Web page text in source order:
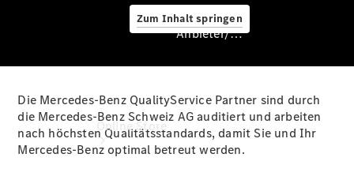
Zum Inhalt springen
Anbieter/Datenschutz
Online Store
Anbieter/Datenschutz
Die Mercedes-Benz QualityService Partner sind durch
die Mercedes-Benz Schweiz AG auditiert und arbeiten
nach höchsten Qualitätsstandards, damit Sie und Ihr
Mercedes-Benz optimal betreut werden.